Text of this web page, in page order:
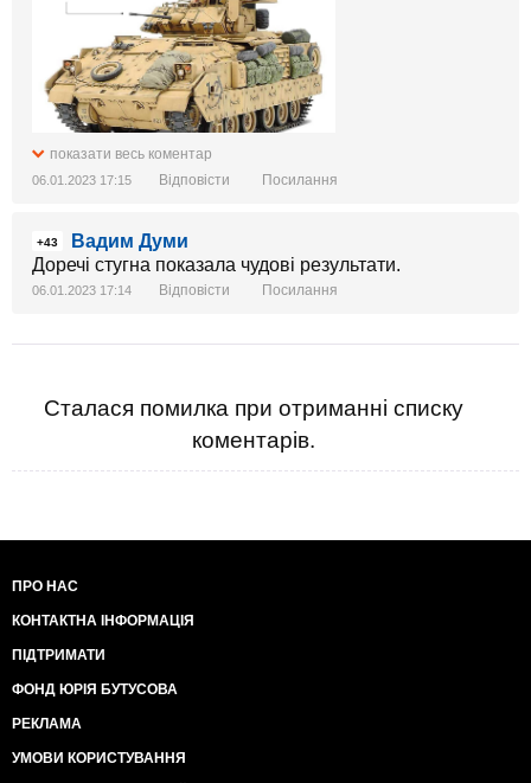
показати весь коментар
06.01.2023 17:15 Відповісти Посилання
+43
Вадим Думи
Доречі стугна показала чудові результати.
06.01.2023 17:14 Відповісти Посилання
Сталася помилка при отриманні списку
коментарів.
ПРО НАС
КОНТАКТНА ІНФОРМАЦІЯ
ПІДТРИМАТИ
ФОНД ЮРІЯ БУТУСОВА
РЕКЛАМА
УМОВИ КОРИСТУВАННЯ